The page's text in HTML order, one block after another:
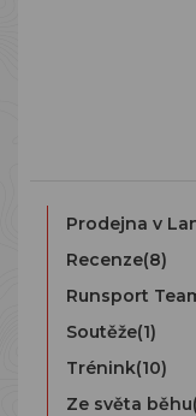
Prodejna v
Recenze(8)
Runsport
Soutěže(1)
Trénink(10)
Ze světa běhu